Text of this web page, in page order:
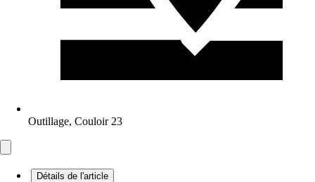
Outillage, Couloir 23
Détails de l'article